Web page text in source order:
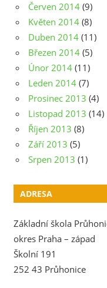
Červen 2014 (9)
Květen 2014 (8)
Duben 2014 (11)
Březen 2014 (5)
Únor 2014 (11)
Leden 2014 (7)
Prosinec 2013 (4)
Listopad 2013 (14)
Říjen 2013 (8)
Září 2013 (5)
Srpen 2013 (1)
ADRESA
Základní škola
okres Praha – západ
Školní 191
252 43 Průhonice